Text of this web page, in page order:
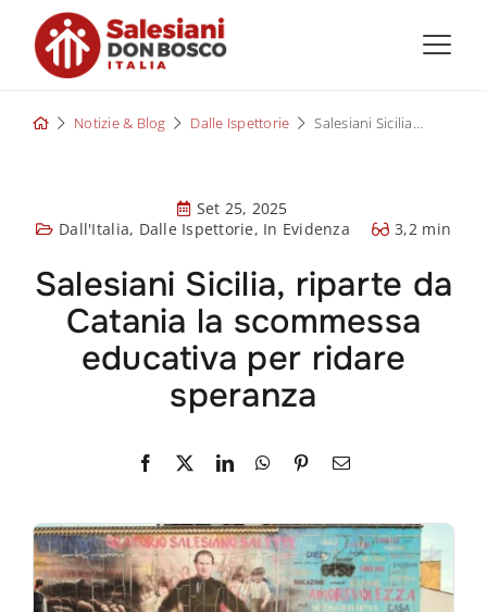
content
Notizie & Blog Dalle Ispettorie Salesiani Sicilia, riparte da Catania la scommessa educativa per ridare speranza
Set 25, 2025
Dall'Italia, Dalle Ispettorie, In Evidenza 3,2 min
Salesiani Sicilia, riparte da
Catania la scommessa
educativa per ridare
speranza